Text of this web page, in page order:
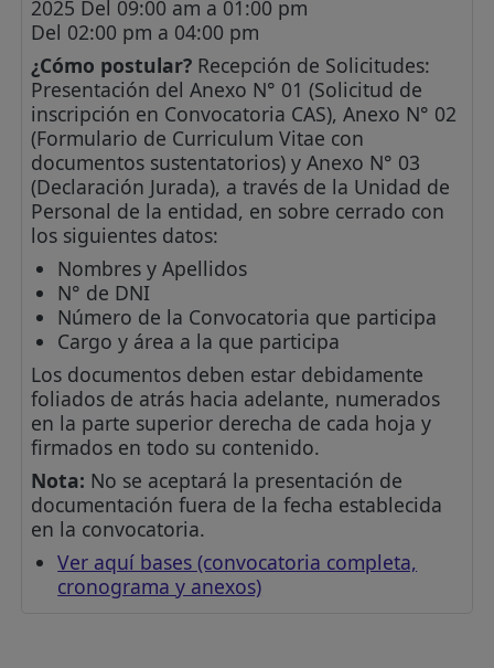
2025 Del 09:00 am a 01:00 pm
Del 02:00 pm a 04:00 pm
¿Cómo postular? Recepción de Solicitudes:
Presentación del Anexo N° 01 (Solicitud de
inscripción en Convocatoria CAS), Anexo N° 02
(Formulario de Curriculum Vitae con
documentos sustentatorios) y Anexo N° 03
(Declaración Jurada), a través de la Unidad de
Personal de la entidad, en sobre cerrado con
los siguientes datos:
Nombres y Apellidos
N° de DNI
Número de la Convocatoria que participa
Cargo y área a la que participa
Los documentos deben estar debidamente
foliados de atrás hacia adelante, numerados
en la parte superior derecha de cada hoja y
firmados en todo su contenido.
Nota: No se aceptará la presentación de
documentación fuera de la fecha establecida
en la convocatoria.
Ver aquí bases (convocatoria completa,
cronograma y anexos)